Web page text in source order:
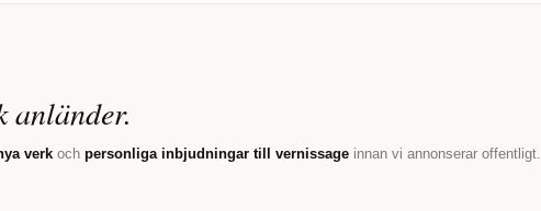
anländer.
verk och personliga inbjudningar till vernissage innan vi annonserar offentligt.